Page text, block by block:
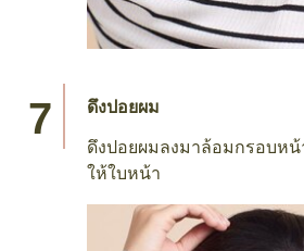
ดึงปอยผม
ดึงปอยผมลงมาล้อมกรอบหน้
ให้ใบหน้า